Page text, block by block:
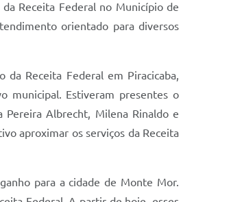
Receita Federal no Município de
orientado para diversos
Receita Federal em Piracicaba,
municipal. Estiveram presentes o
Pereira Albrecht, Milena Rinaldo e
aproximar os serviços da Receita
para a cidade de Monte Mor.